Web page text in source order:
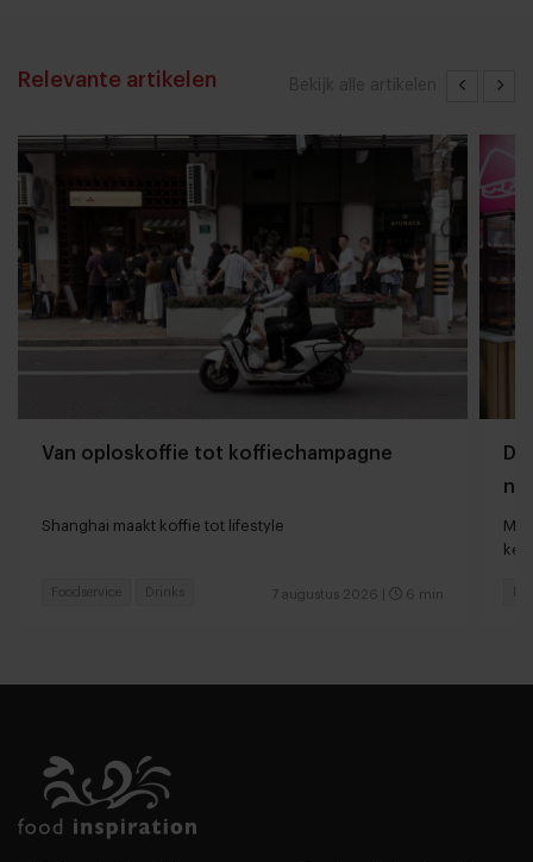
Bekijk alle artikelen
Relevante artikelen
Van oploskoffie tot koffiechampagne
Shanghai maakt koffie tot lifestyle
7 augustus 2026 6 min
Foodservice Drinks